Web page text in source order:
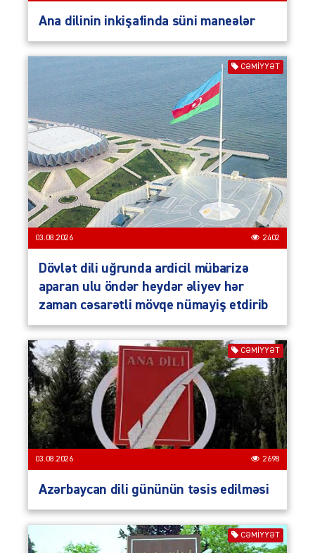
Ana dilinin inkişafinda süni maneələr
CƏMIYYƏT
03.08.2026 2402
Dövlət dili uğrunda ardicil mübarizə
aparan ulu öndər heydər əliyev hər
zaman cəsarətli mövqe nümayiş etdirib
CƏMIYYƏT
03.08.2026 2698
Azərbaycan dili gününün təsis edilməsi
CƏMIYYƏT